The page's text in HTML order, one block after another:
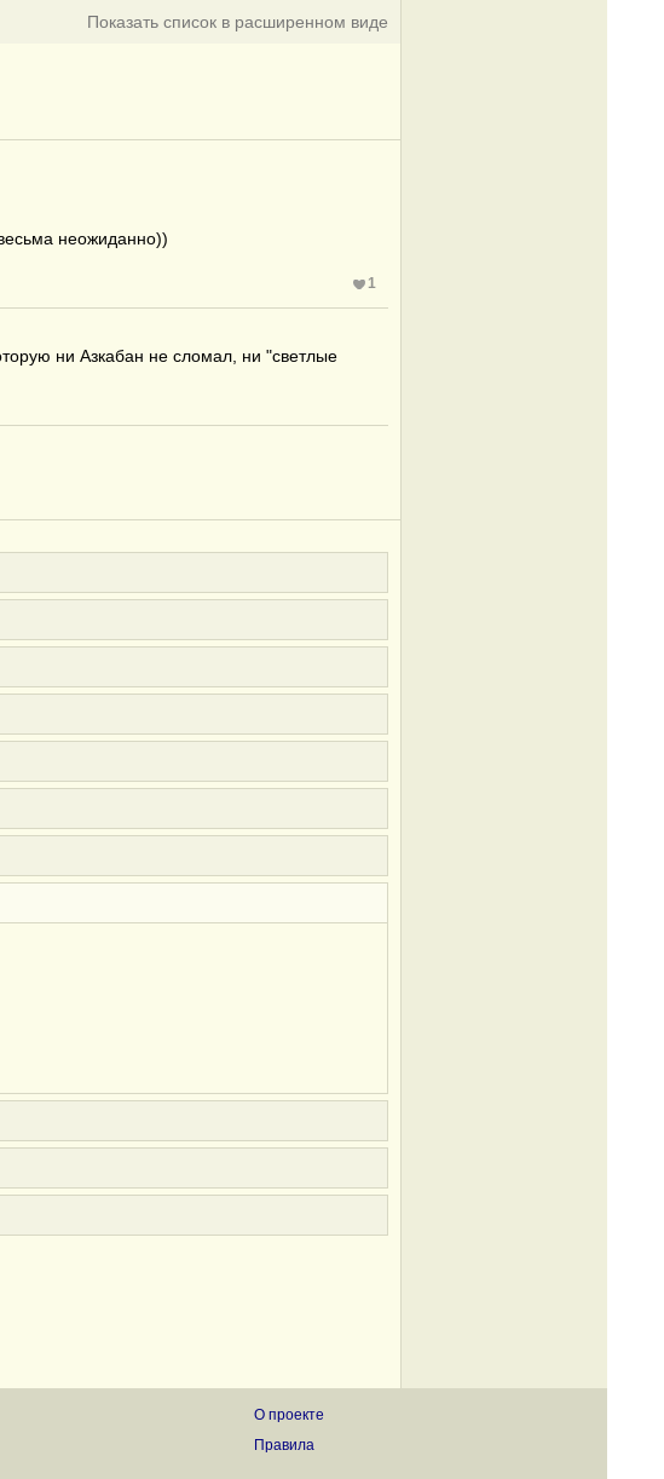
Показать список в расширенном виде
неожиданно))
1
ни Азкабан не сломал, ни "светлые
О проекте
Правила